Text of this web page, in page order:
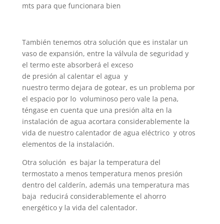
mts para que funcionara bien
También tenemos otra solución que es instalar un
vaso de expansión, entre la válvula de seguridad y
el termo este absorberá el exceso
de presión al calentar el agua y
nuestro termo dejara de gotear, es un problema por
el espacio por lo voluminoso pero vale la pena,
téngase en cuenta que una presión alta en la
instalación de agua acortara considerablemente la
vida de nuestro calentador de agua eléctrico y otros
elementos de la instalación.
Otra solución es bajar la temperatura del
termostato a menos temperatura menos presión
dentro del calderín, además una temperatura mas
baja reducirá considerablemente el ahorro
energético y la vida del calentador.